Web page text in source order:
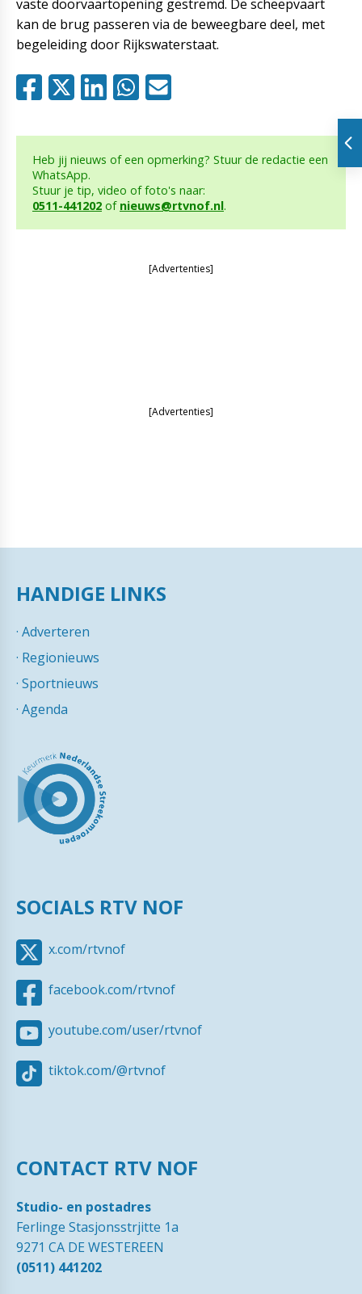
vaste doorvaartopening gestremd. De scheepvaart
kan de brug passeren via de beweegbare deel, met
begeleiding door Rijkswaterstaat.
Heb jij nieuws of een opmerking? Stuur de redactie een
WhatsApp.
Stuur je tip, video of foto's naar:
0511-441202 of nieuws@rtvnof.nl.
[Advertenties]
[Advertenties]
HANDIGE LINKS
· Adverteren
· Regionieuws
· Sportnieuws
· Agenda
SOCIALS RTV NOF
x.com/rtvnof
facebook.com/rtvnof
youtube.com/user/rtvnof
tiktok.com/@rtvnof
CONTACT RTV NOF
Studio- en postadres
Ferlinge Stasjonsstrjitte 1a
9271 CA DE WESTEREEN
(0511) 441202